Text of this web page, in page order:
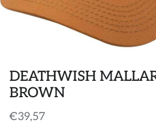
POLOS
STICKER
DIVERSE ACCESSORIES
DEATHWISH
BROWN
€39,57